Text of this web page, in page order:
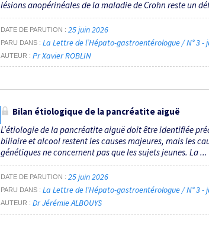
lésions anopérinéales de la maladie de Crohn reste un
DATE DE PARUTION 25 juin 2026
PARU DANS La Lettre de l’Hépato-gastroentérologue / N° 3 -
AUTEUR Pr Xavier ROBLIN
Bilan étiologique de la pancréatite aiguë
L’étiologie de la pancréatite aiguë doit être identifiée
biliaire et alcool restent les causes majeures, mais les
génétiques ne concernent pas que les sujets jeunes. La ...
DATE DE PARUTION 25 juin 2026
PARU DANS La Lettre de l’Hépato-gastroentérologue / N° 3 -
AUTEUR Dr Jérémie ALBOUYS